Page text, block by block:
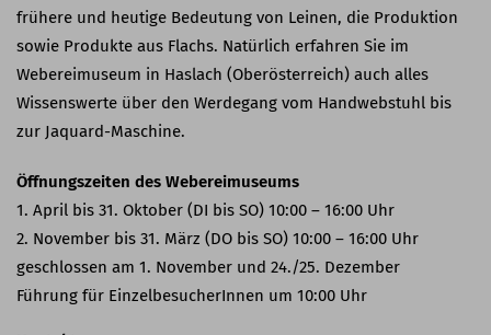
frühere und heutige Bedeutung von Leinen, die Produktion
sowie Produkte aus Flachs. Natürlich erfahren Sie im
Webereimuseum in Haslach (Oberösterreich) auch alles
Wissenswerte über den Werdegang vom Handwebstuhl bis
zur Jaquard-Maschine.
Öffnungszeiten des Webereimuseums
1. April bis 31. Oktober (DI bis SO) 10:00 – 16:00 Uhr
2. November bis 31. März (DO bis SO) 10:00 – 16:00 Uhr
geschlossen am 1. November und 24./25. Dezember
Führung für EinzelbesucherInnen um 10:00 Uhr